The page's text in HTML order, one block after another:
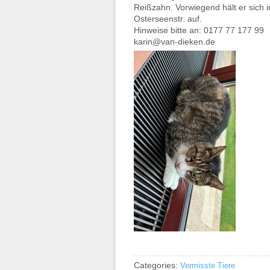
Reißzahn. Vorwiegend hält er sich
Osterseenstr. auf.
Hinweise bitte an: 0177 77 177 99
karin@van-dieken.de
Categories: Vermisste Tiere